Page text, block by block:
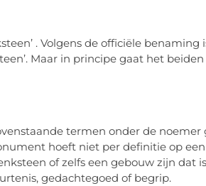
. Volgens de officiële benaming
Maar in principe gaat het
termen onder de
hoeft niet per definitie op een
of zelfs een gebouw zijn dat
gedachtegoed of begrip.